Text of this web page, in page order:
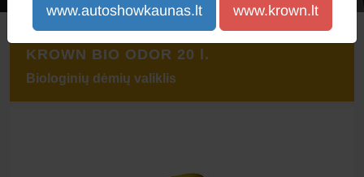
KROWN BIO ODOR 20 l.
Biologinių dėmių valiklis
www.autoshowkaunas.lt www.krown.lt